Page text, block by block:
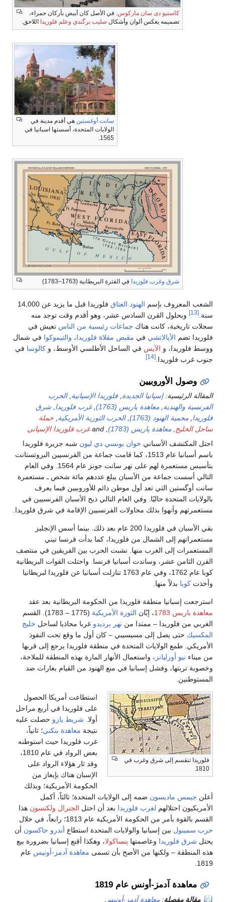
أبيض بأركان حمراء،
وعلم فلوريدااللاحق.
فلوريدا قبل ما يزيد عن 14,000
وقت توجد منه
الناستعيش في
،والتيموكوافي شمال
الأوسط، وكالوسافي
,الحرب
فلوريدا,شرق
, حملة
فلوريدا الإسپاني
شبه جزيرة فلوريدا
جماعة من الفرنسيين البروتستانت
بتأسيس مستعمرة لهم على نهر سانت جونز عام 1564. وفي العام
مائة شخص ـ مستعمرة
فيما يعرف
الأسبان الفرنسيين في
في شرق فلوريدا.
بعد ذلك. بينما أسس الإنجليز
فرنسا تبني
الفريقين في منتصف
القوات البريطانية
تنازلت أسبانيا عن فلوريدا لبريطانيا
بعد عقد
(1775 – 1783). القسم
محاذيا لساحلخليج
وقع تحت النفوذ
يرجع إلى قربها
بهذه المنطقة للملاحة،
القيام بغارات ضد
أمريكا الحصول
فلوريدا في أربع مراحل
شريط يازوحصلت عليه
معاهدة بنكني؛ ثانياً،
فلوريدا حيث استوطنه
بعض الرواد في عام 1810،
هؤلاء الرواد على
هناك بإيعاز من
ثالثاً، أكمل
الجنرال ولكنسونهذا
استطاعأندرو جاكسون أن
أقنع إسبانيا بضرورة بيع
آدمز-أونيس عام